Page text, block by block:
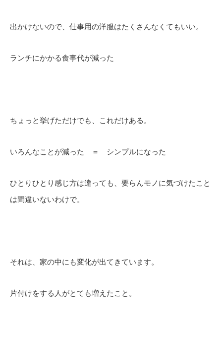
出かけないので、仕事用の洋服はたくさんなくてもいい。
ランチにかかる食事代が減った
ちょっと挙げただけでも、これだけある。
いろんなことが減った ＝ シンプルになった
ひとりひとり感じ方は違っても、要らんモノに気づけたこと
は間違いないわけで。
それは、家の中にも変化が出てきています。
片付けをする人がとても増えたこと。